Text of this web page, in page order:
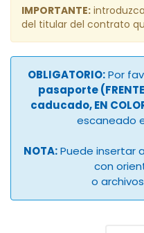
IMPORTANTE:
del titular del contrato
OBLIGATORIO:Por
pasaporte
caducado, EN
escaneado
NOTA:Puede insertar
con
o archivos